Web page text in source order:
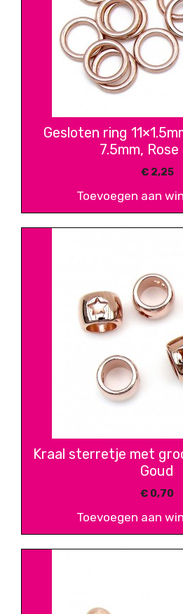
Gesloten ring
7.5mm,
€2,25
Toevoegen aan
Kraal sterretje met
Goud
€ 0,70
Toevoegen aan